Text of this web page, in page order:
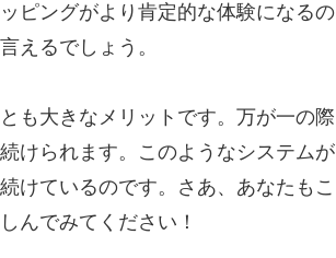
ピングがより肯定的な体験になるの
えるでしょう。
も大きなメリットです。万が一の際
けられます。このようなシステムが
けているのです。さあ、あなたもこ
んでみてください！